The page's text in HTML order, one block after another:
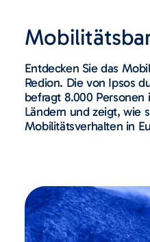
Entdecken Sie das
Redion. Die von Ipsos
befragt 8.000 Personen
Ländern und zeigt, wie
Mobilitätsverhalten in